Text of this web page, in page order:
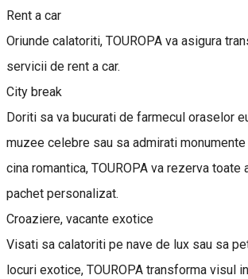
Rent a car
Oriunde calatoriti, TOUROPA va asigura
servicii de rent a car.
City break
Doriti sa va bucurati de farmecul oraselor
muzee celebre sau sa admirati
cina romantica, TOUROPA va rezerva toate
pachet personalizat.
Croaziere, vacante exotice
Visati sa calatoriti pe nave de lux sau sa
locuri exotice, TOUROPA transforma visul